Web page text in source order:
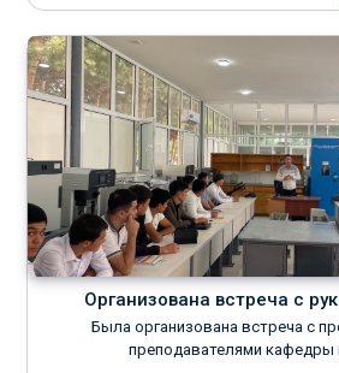
Организована встреча с
Была организована встреча с
преподавателями кафедры